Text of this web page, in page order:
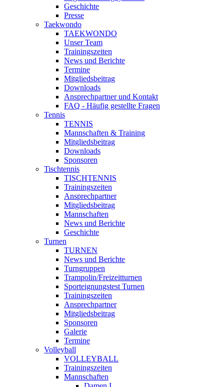
Geschichte
Presse
Taekwondo
TAEKWONDO
Unser Team
Trainingszeiten
News und Berichte
Termine
Mitgliedsbeitrag
Downloads
Ansprechpartner und Kontakt
FAQ - Häufig gestellte Fragen
Tennis
TENNIS
Mannschaften & Training
Mitgliedsbeitrag
Downloads
Sponsoren
Tischtennis
TISCHTENNIS
Trainingszeiten
Ansprechpartner
Mitgliedsbeitrag
Mannschaften
News und Berichte
Geschichte
Turnen
TURNEN
News und Berichte
Turngruppen
Trampolin/Freizeitturnen
Sporteignungstest Turnen
Trainingszeiten
Ansprechpartner
Mitgliedsbeitrag
Sponsoren
Galerie
Termine
Volleyball
VOLLEYBALL
Trainingszeiten
Mannschaften